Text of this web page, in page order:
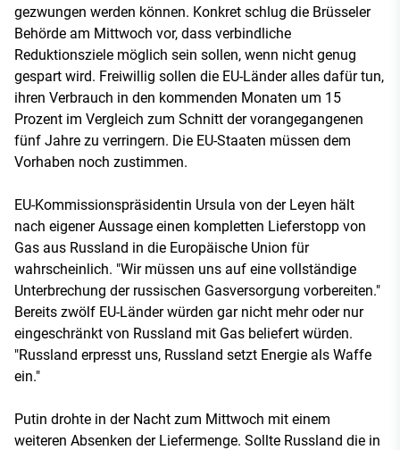
gezwungen werden können. Konkret schlug die Brüsseler
Behörde am Mittwoch vor, dass verbindliche
Reduktionsziele möglich sein sollen, wenn nicht genug
gespart wird. Freiwillig sollen die EU-Länder alles dafür tun,
ihren Verbrauch in den kommenden Monaten um 15
Prozent im Vergleich zum Schnitt der vorangegangenen
fünf Jahre zu verringern. Die EU-Staaten müssen dem
Vorhaben noch zustimmen.
EU-Kommissionspräsidentin Ursula von der Leyen hält
nach eigener Aussage einen kompletten Lieferstopp von
Gas aus Russland in die Europäische Union für
wahrscheinlich. "Wir müssen uns auf eine vollständige
Unterbrechung der russischen Gasversorgung vorbereiten."
Bereits zwölf EU-Länder würden gar nicht mehr oder nur
eingeschränkt von Russland mit Gas beliefert würden.
"Russland erpresst uns, Russland setzt Energie als Waffe
ein."
Putin drohte in der Nacht zum Mittwoch mit einem
weiteren Absenken der Liefermenge. Sollte Russland die in